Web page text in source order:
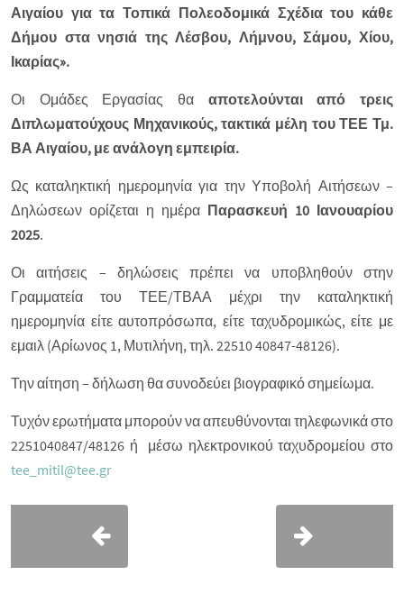
Αιγαίου για τα Τοπικά Πολεοδομικά Σχέδια του κάθε
Δήμου στα νησιά της Λέσβου, Λήμνου, Σάμου, Χίου,
Ικαρίας».
Οι Ομάδες Εργασίας θα αποτελούνται από τρεις
Διπλωματούχους Μηχανικούς, τακτικά μέλη του ΤΕΕ Τμ.
ΒΑ Αιγαίου, με ανάλογη εμπειρία.
Ως καταληκτική ημερομηνία για την Υποβολή Αιτήσεων –
Δηλώσεων ορίζεται η ημέρα Παρασκευή 10 Ιανουαρίου
2025.
Οι αιτήσεις – δηλώσεις πρέπει να υποβληθούν στην
Γραμματεία του ΤΕΕ/ΤΒΑΑ μέχρι την καταληκτική
ημερομηνία είτε αυτοπρόσωπα, είτε ταχυδρομικώς, είτε με
εμαιλ (Αρίωνος 1, Μυτιλήνη, τηλ. 22510 40847-48126).
Την αίτηση – δήλωση θα συνοδεύει βιογραφικό σημείωμα.
Τυχόν ερωτήματα μπορούν να απευθύνονται τηλεφωνικά στο
2251040847/48126 ή μέσω ηλεκτρονικού ταχυδρομείου στο
tee_mitil@tee.gr